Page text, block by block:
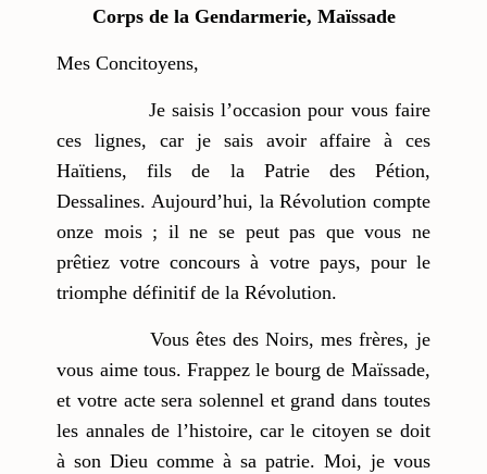
Corps de la Gendarmerie, Maïssade
Mes Concitoyens,
Je saisis l’occasion pour vous faire
ces lignes, car je sais avoir affaire à ces
Haïtiens, fils de la Patrie des Pétion,
Dessalines. Aujourd’hui, la Révolution compte
onze mois ; il ne se peut pas que vous ne
prêtiez votre concours à votre pays, pour le
triomphe définitif de la Révolution.
Vous êtes des Noirs, mes frères, je
vous aime tous. Frappez le bourg de Maïssade,
et votre acte sera solennel et grand dans toutes
les annales de l’histoire, car le citoyen se doit
à son Dieu comme à sa patrie. Moi, je vous